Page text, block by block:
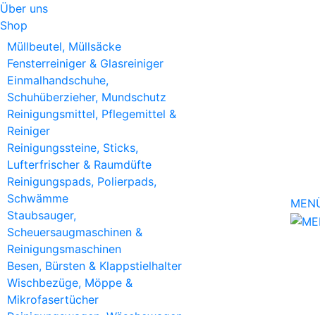
Über uns
Shop
Müllbeutel, Müllsäcke
Fensterreiniger & Glasreiniger
Einmalhandschuhe,
Schuhüberzieher, Mundschutz
Reinigungsmittel, Pflegemittel &
Reiniger
Reinigungssteine, Sticks,
Lufterfrischer & Raumdüfte
Reinigungspads, Polierpads,
Schwämme
Staubsauger,
Scheuersaugmaschinen &
Reinigungsmaschinen
Besen, Bürsten & Klappstielhalter
Wischbezüge, Möppe &
Mikrofasertücher